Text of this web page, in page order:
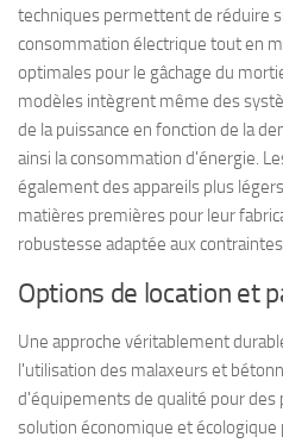
techniques permettent de réduire
consommation électrique tout en
optimales pour le gâchage du
modèles intègrent même des
de la puissance en fonction de la
ainsi la consommation d'énergie.
également des appareils plus
matières premières pour leur
robustesse adaptée aux
Options de location et
Une approche véritablement
l'utilisation des malaxeurs et
d'équipements de qualité pour
solution économique et écologique